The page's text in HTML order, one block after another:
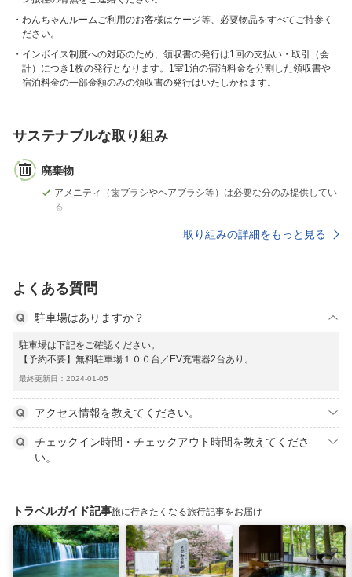
わんちゃんルームご利用のお客様はケージ等、必要物品をすべてご持参く
ださい。
インボイス制度への対応のため、領収書の発行は1回の支払い・取引（会
計）につき1枚の発行となります。1室1泊の宿泊料金を分割した領収書や
宿泊料金の一部金額のみの領収書の発行はいたしかねます。
サステナブルな取り組み
廃棄物
アメニティ（歯ブラシやヘアブラシ等）は必要な分のみ提供してい
る
取り組みの詳細をもっと見る
よくある質問
駐車場はありますか？
駐車場は下記をご確認ください。
【予約不要】無料駐車場１００台／EV充電器2台あり。
最終更新日：2024-01-05
アクセス情報を教えてください。
チェックイン時間・チェックアウト時間を教えてくださ
い。
トラベルガイド記事旅に行きたくなる旅行記事をお届け